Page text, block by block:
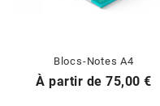
Blocs-Notes A4
À partir dePrix
75,00 €